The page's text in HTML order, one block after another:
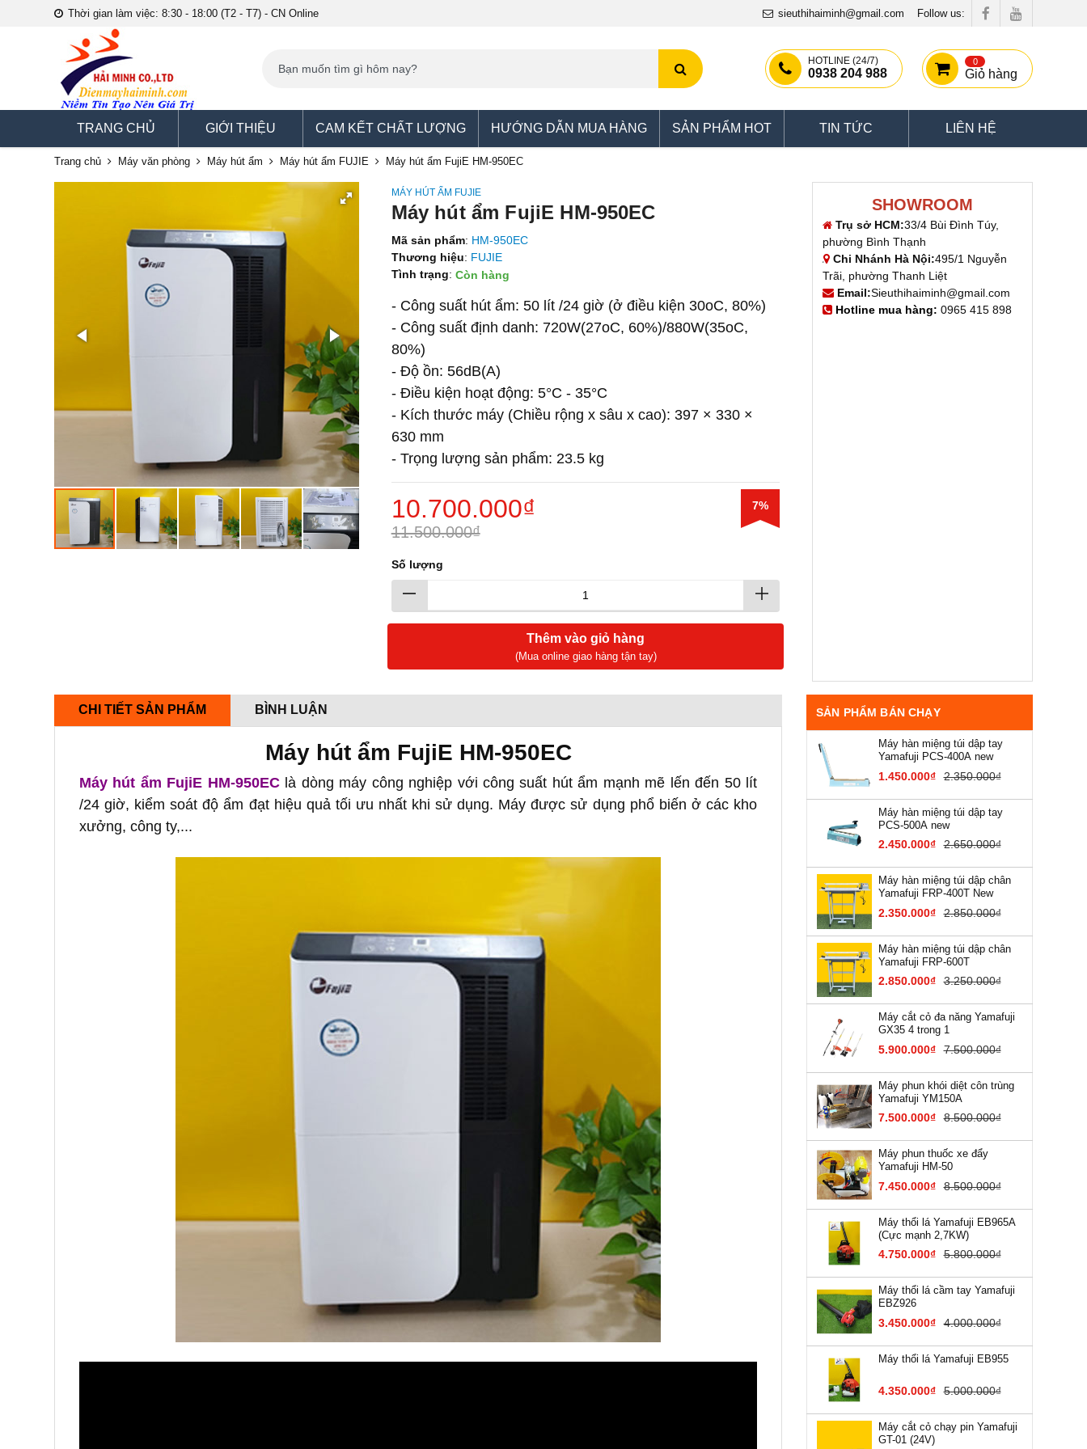
Thời gian làm việc: 8:30 - 18:00 (T2 - T7) - CN Online sieuthihaiminh@gmail.com Follow us:
HOTLINE (24/7)
0938 204 988
0
Giỏ hàng
TRANG CHỦ GIỚI THIỆU CAM KẾT CHẤT LƯỢNG HƯỚNG DẪN MUA HÀNG SẢN PHẨM HOT TIN TỨC LIÊN HỆ
Trang chủ Máy văn phòng Máy hút ẩm Máy hút ẩm FUJIE Máy hút ẩm FujiE HM-950EC
MÁY HÚT ẨM FUJIE
Máy hút ẩm FujiE HM-950EC
Mã sản phẩm: HM-950EC
Thương hiệu: FUJIE
Tình trạng: Còn hàng
- Công suất hút ẩm: 50 lít /24 giờ (ở điều kiện 30oC, 80%)
- Công suất định danh: 720W(27oC, 60%)/880W(35oC,
80%)
- Độ ồn: 56dB(A)
- Điều kiện hoạt động: 5°C - 35°C
- Kích thước máy (Chiều rộng x sâu x cao): 397 × 330 ×
630 mm
- Trọng lượng sản phẩm: 23.5 kg
10.700.000₫
11.500.000₫
7%
Số lượng
Thêm vào giỏ hàng
(Mua online giao hàng tận tay)
SHOWROOM
Trụ sở HCM:33/4 Bùi Đình Túy,
phường Bình Thạnh
Chi Nhánh Hà Nội:495/1 Nguyễn
Trãi, phường Thanh Liệt
Email:Sieuthihaiminh@gmail.com
Hotline mua hàng:0965 415 898
CHI TIẾT SẢN PHẨM BÌNH LUẬN
Máy hút ẩm FujiE HM-950EC
Máy hút ẩm FujiE HM-950EClà dòng máy công nghiệp với công suất hút ẩm mạnh mẽ lến đến 50 lít
/24 giờ, kiểm soát độ ẩm đạt hiệu quả tối ưu nhất khi sử dụng. Máy được sử dụng phổ biến ở các kho
xưởng, công ty,...
SẢN PHẨM BÁN CHẠY
Máy hàn miệng túi dập tay
Yamafuji PCS-400A new
1.450.000₫ 2.350.000₫
Máy hàn miệng túi dập tay
PCS-500A new
2.450.000₫ 2.650.000₫
Máy hàn miệng túi dập chân
Yamafuji FRP-400T New
2.350.000₫ 2.850.000₫
Máy hàn miệng túi dập chân
Yamafuji FRP-600T
2.850.000₫ 3.250.000₫
Máy cắt cỏ đa năng Yamafuji
GX35 4 trong 1
5.900.000₫ 7.500.000₫
Máy phun khói diệt côn trùng
Yamafuji YM150A
7.500.000₫ 8.500.000₫
Máy phun thuốc xe đẩy
Yamafuji HM-50
7.450.000₫ 8.500.000₫
Máy thổi lá Yamafuji EB9​65A
(Cực mạnh 2,7KW)
4.750.000₫ 5.800.000₫
Máy thổi lá cầm tay Yamafuji
EBZ926
3.450.000₫ 4.000.000₫
Máy thổi lá Yamafuji EB955
4.350.000₫ 5.000.000₫
Máy cắt cỏ chạy pin Yamafuji
GT-01 (24V)